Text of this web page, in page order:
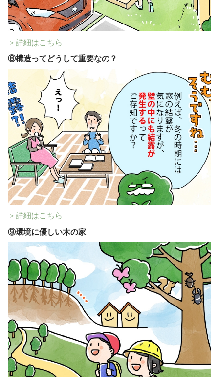
＞詳細はこちら
⑧構造ってどうして重要なの？
＞詳細はこちら
⑨環境に優しい木の家